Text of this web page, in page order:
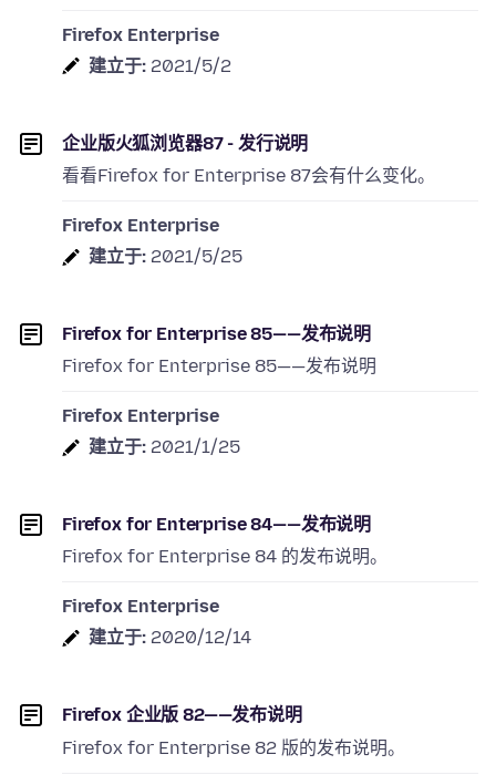
Firefox Enterprise
建立于: 2021/5/2
企业版火狐浏览器87 - 发行说明
看看Firefox for Enterprise 87会有什么变化。
Firefox Enterprise
建立于: 2021/5/25
Firefox for Enterprise 85——发布说明
Firefox for Enterprise 85——发布说明
Firefox Enterprise
建立于: 2021/1/25
Firefox for Enterprise 84——发布说明
Firefox for Enterprise 84 的发布说明。
Firefox Enterprise
建立于: 2020/12/14
Firefox 企业版 82——发布说明
Firefox for Enterprise 82 版的发布说明。